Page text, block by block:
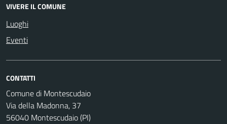
VIVERE IL COMUNE
Luoghi
Eventi
CONTATTI
Comune di Montescudaio
Via della Madonna, 37
56040 Montescudaio (PI)